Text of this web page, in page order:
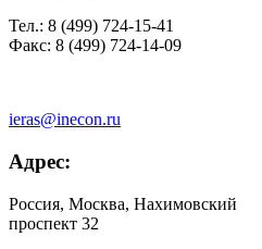
Тел.: 8 (499) 724-15-41
Факс: 8 (499) 724-14-09
ieras@inecon.ru
Адрес:
Россия, Москва, Нахимовский
проспект 32